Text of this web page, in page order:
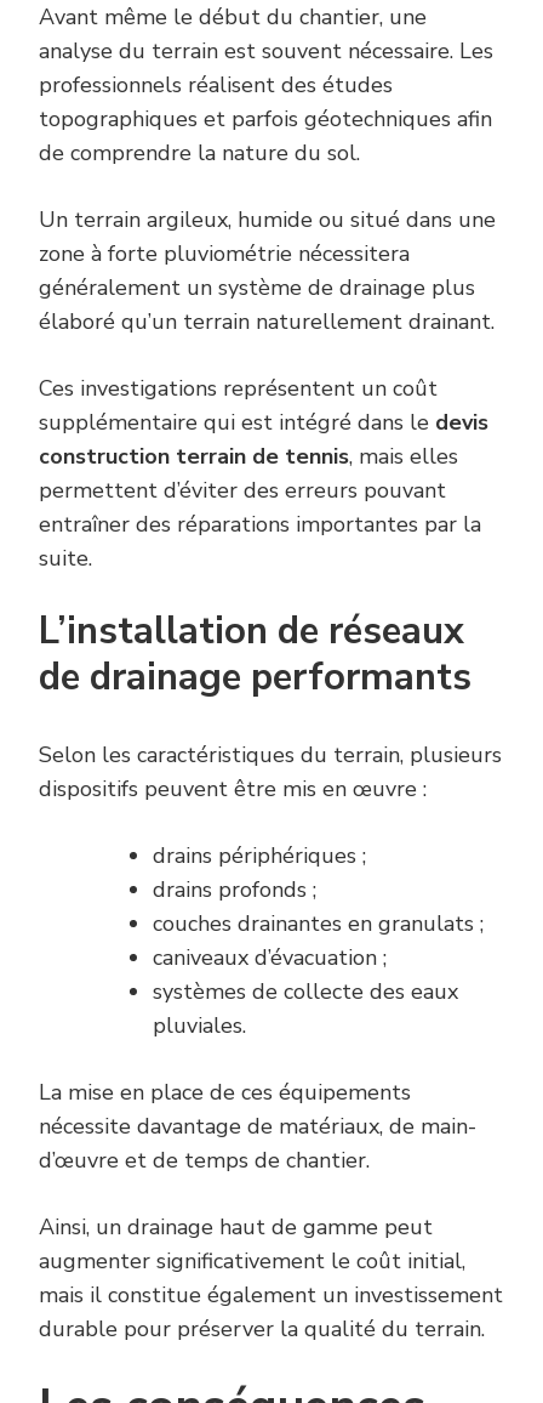
Avant même le début du chantier, une
analyse du terrain est souvent nécessaire. Les
professionnels réalisent des études
topographiques et parfois géotechniques afin
de comprendre la nature du sol.
Un terrain argileux, humide ou situé dans une
zone à forte pluviométrie nécessitera
généralement un système de drainage plus
élaboré qu’un terrain naturellement drainant.
Ces investigations représentent un coût
supplémentaire qui est intégré dans le devis
construction terrain de tennis, mais elles
permettent d’éviter des erreurs pouvant
entraîner des réparations importantes par la
suite.
L’installation de réseaux
de drainage performants
Selon les caractéristiques du terrain, plusieurs
dispositifs peuvent être mis en œuvre :
drains périphériques ;
drains profonds ;
couches drainantes en granulats ;
caniveaux d’évacuation ;
systèmes de collecte des eaux
pluviales.
La mise en place de ces équipements
nécessite davantage de matériaux, de main-
d’œuvre et de temps de chantier.
Ainsi, un drainage haut de gamme peut
augmenter significativement le coût initial,
mais il constitue également un investissement
durable pour préserver la qualité du terrain.